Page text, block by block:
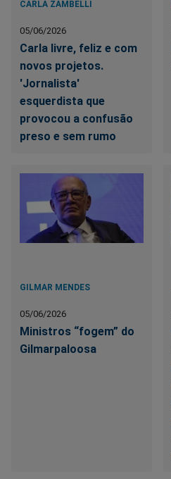
CARLA ZAMBELLI
05/06/2026
Carla livre, feliz e com
novos projetos.
'Jornalista'
esquerdista que
provocou a confusão
preso e sem rumo
GILMAR MENDES
05/06/2026
Ministros “fogem” do
Gilmarpaloosa